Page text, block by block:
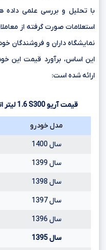
با تحلیل و بررسی علمی داده
استعلامات صورت گرفته از
نمایشگاه داران و فروشندگان
این اساس، برآورد قیمت این
ارائه شده است:
قیمت آریوS300
1.6 لیتر
مدل خودرو
سال 1400
سال 1399
سال 1398
سال 1397
سال 1396
سال 1395